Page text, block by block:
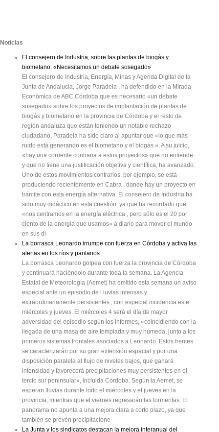
Noticias
El consejero de Industria, sobre las plantas de biogás y
biometano: «Necesitamos un debate sosegado»
El consejero de Industria, Energía, Minas y Agenda Digital de la
Junta de Andalucía, Jorge Paradela , ha defendido en la Mirada
Económica de ABC Córdoba que es necesario «un debate
sosegado» sobre los proyectos de implantación de plantas de
biogás y biometano en la provincia de Córdoba y el resto de
región andaluza que están teniendo un notable rechazo
ciudadano. Paradela ha sido claro al apuntar que «lo que más
ruido está generando es el biometano y el biogás ». A su juicio,
«hay una corriente contraria a estos proyectos» que no entiende
y que no tiene una justificación objetiva y científica, ha avanzado.
Uno de estos movimientos contrarios, por ejemplo, se está
produciendo recientemente en Cabra , donde hay un proyecto en
trámite con esta energía alternativa. El consejero de Industria ha
sido muy didáctico en esta cuestión, ya que ha recordado que
«nos centramos en la energía eléctrica , pero sólo es el 20 por
ciento de la energía que usamos» a diario para mover el mundo
en sus di
La borrasca Leonardo irrumpe con fuerza en Córdoba y activa las
alertas en los ríos y pantanos
La borrasca Leonardo golpea con fuerza la provincia de Córdoba
y continuará haciéndolo durante toda la semana. La Agencia
Estatal de Meteorología (Aemet) ha emitido esta semana un aviso
especial ante un episodio de l luvias intensas y
extraordinariamente persistentes , con especial incidencia este
miércoles y jueves. El miércoles 4 será el día de mayor
adversidad del episodio según los informes, «coincidiendo con la
llegada de una masa de aire templada y muy húmeda, junto a los
primeros sistemas frontales asociados a Leonardo. Estos frentes
se caracterizarán por su gran extensión espacial y por una
disposición paralela al flujo de niveles bajos, que ganará
intensidad y favorecerá precipitaciones muy persistentes en el
tercio sur peninsular», incluida Córdoba. Según la Aemet, se
esperan lluvias durante todo el miércoles y el jueves en la
provincia, mientras que el viernes regresarán las tormentas. El
panorama no apunta a una mejora clara a corto plazo, ya que
también se prevén precipitacione
La Junta y los sindicatos destacan la mejora interanual del